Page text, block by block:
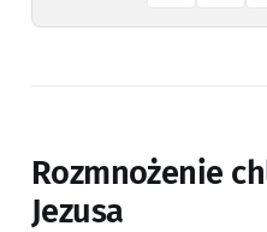
Rozmnożenie
Jezusa